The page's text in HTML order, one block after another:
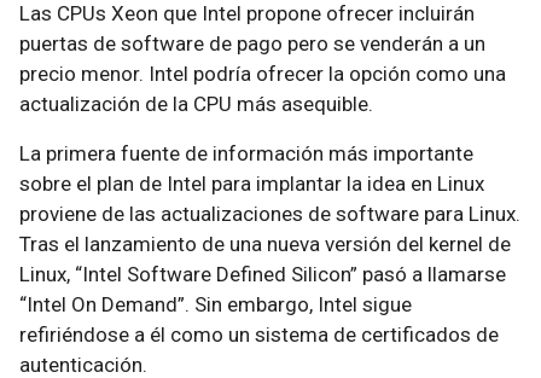
Las CPUs Xeon que Intel propone ofrecer incluirán
puertas de software de pago pero se venderán a un
precio menor. Intel podría ofrecer la opción como una
actualización de la CPU más asequible.
La primera fuente de información más importante
sobre el plan de Intel para implantar la idea en Linux
proviene de las actualizaciones de software para Linux.
Tras el lanzamiento de una nueva versión del kernel de
Linux, “Intel Software Defined Silicon” pasó a llamarse
“Intel On Demand”. Sin embargo, Intel sigue
refiriéndose a él como un sistema de certificados de
autenticación.